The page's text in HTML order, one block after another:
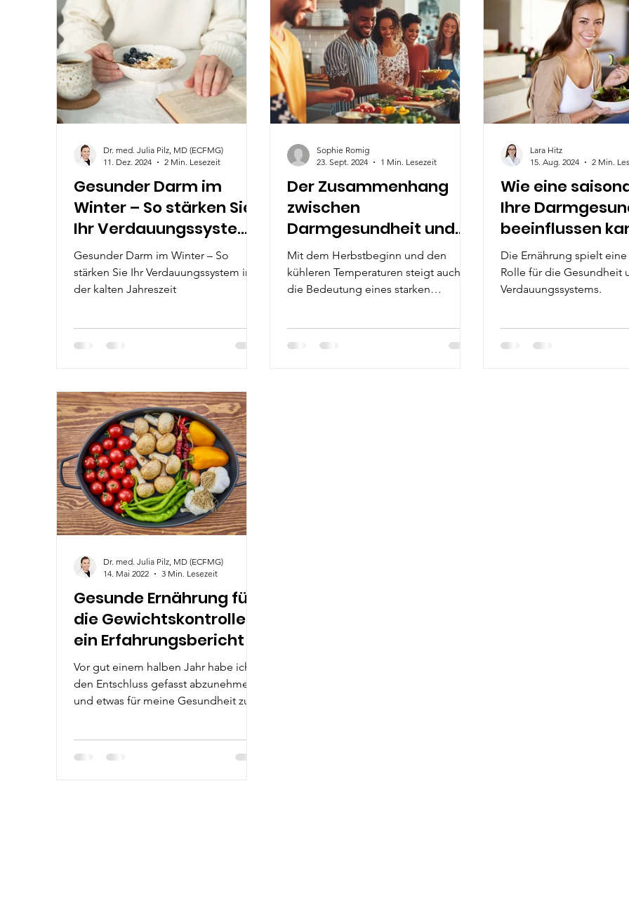
Gesunder Darm im
Winter – So stärken Sie
Ihr Verdauungssystem
in der kalten Jahreszeit
Gesunder Darm im Winter – So
stärken Sie Ihr Verdauungssystem in
der kalten Jahreszeit
Dr. med. Julia Pilz, MD (ECFMG)
11. Dez. 2024
2 Min. Lesezeit
Der Zusammenhang
zwischen
Darmgesundheit und
Immunsystem im
Herbst
Mit dem Herbstbeginn und den
kühleren Temperaturen steigt auch
die Bedeutung eines starken
Sophie Romig
23. Sept. 2024
1 Min. Lesezeit
Wie eine
Ihre
beeinflussen
Die Ernährung spielt eine
Rolle für die Gesundheit
Verdauungssystems.
Lara Hitz
15. Aug. 2024
2 Min.
Gesunde Ernährung für
die Gewichtskontrolle –
ein Erfahrungsbericht
Vor gut einem halben Jahr habe ich
den Entschluss gefasst abzunehmen
und etwas für meine Gesundheit zu
Dr. med. Julia Pilz, MD (ECFMG)
14. Mai 2022
3 Min. Lesezeit